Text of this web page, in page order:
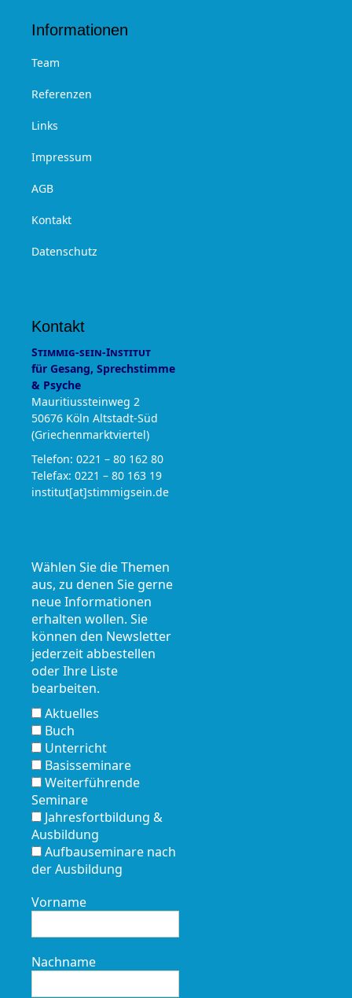
Informationen
Team
Referenzen
Links
Impressum
AGB
Kontakt
Datenschutz
Kontakt
Stimmig-sein-Institut
für Gesang, Sprechstimme
& Psyche
Mauritiussteinweg 2
50676 Köln Altstadt-Süd
(Griechenmarktviertel)
Telefon: 0221 – 80 162 80
Telefax: 0221 – 80 163 19
institut[at]stimmigsein.de
Wählen Sie die Themen
aus, zu denen Sie gerne
neue Informationen
erhalten wollen. Sie
können den Newsletter
jederzeit abbestellen
oder Ihre Liste
bearbeiten.
Aktuelles
Buch
Unterricht
Basisseminare
Weiterführende
Seminare
Jahresfortbildung &
Ausbildung
Aufbauseminare nach
der Ausbildung
Vorname
Nachname